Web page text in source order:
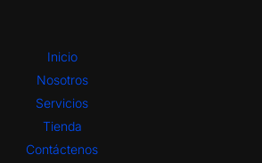
Inicio
Nosotros
Servicios
Tienda
Contáctenos